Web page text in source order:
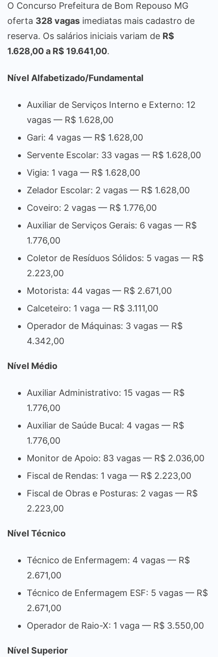
O Concurso Prefeitura de Bom Repouso MG
oferta 328 vagas imediatas mais cadastro de
reserva. Os salários iniciais variam de R$
1.628,00 a R$ 19.641,00.
Nível Alfabetizado/Fundamental
Auxiliar de Serviços Interno e Externo: 12
vagas — R$ 1.628,00
Gari: 4 vagas — R$ 1.628,00
Servente Escolar: 33 vagas — R$ 1.628,00
Vigia: 1 vaga — R$ 1.628,00
Zelador Escolar: 2 vagas — R$ 1.628,00
Coveiro: 2 vagas — R$ 1.776,00
Auxiliar de Serviços Gerais: 6 vagas — R$
1.776,00
Coletor de Resíduos Sólidos: 5 vagas — R$
2.223,00
Motorista: 44 vagas — R$ 2.671,00
Calceteiro: 1 vaga — R$ 3.111,00
Operador de Máquinas: 3 vagas — R$
4.342,00
Nível Médio
Auxiliar Administrativo: 15 vagas — R$
1.776,00
Auxiliar de Saúde Bucal: 4 vagas — R$
1.776,00
Monitor de Apoio: 83 vagas — R$ 2.036,00
Fiscal de Rendas: 1 vaga — R$ 2.223,00
Fiscal de Obras e Posturas: 2 vagas — R$
2.223,00
Nível Técnico
Técnico de Enfermagem: 4 vagas — R$
2.671,00
Técnico de Enfermagem ESF: 5 vagas — R$
2.671,00
Operador de Raio-X: 1 vaga — R$ 3.550,00
Nível Superior